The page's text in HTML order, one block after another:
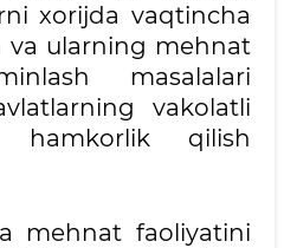
xorijda vaqtincha
va ularning mehnat
masalalari
vakolatli
hamkorlik qilish
mehnat faoliyatini